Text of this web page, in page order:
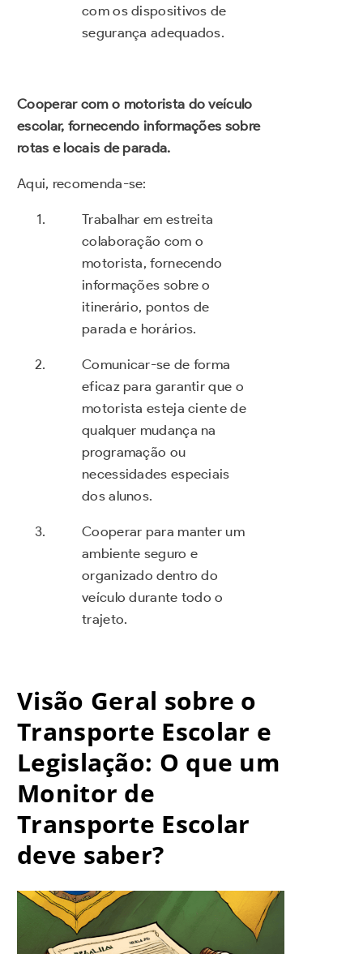
com os dispositivos de
segurança adequados.
Cooperar com o motorista do veículo
escolar, fornecendo informações sobre
rotas e locais de parada.
Aqui, recomenda-se:
Trabalhar em estreita
colaboração com o
motorista, fornecendo
informações sobre o
itinerário, pontos de
parada e horários.
Comunicar-se de forma
eficaz para garantir que o
motorista esteja ciente de
qualquer mudança na
programação ou
necessidades especiais
dos alunos.
Cooperar para manter um
ambiente seguro e
organizado dentro do
veículo durante todo o
trajeto.
Visão Geral sobre o
Transporte Escolar e
Legislação: O que um
Monitor de
Transporte Escolar
deve saber?